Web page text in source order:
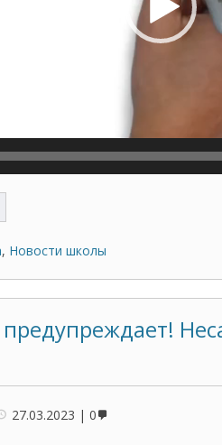
, Новости школы
предупреждает!
27.03.2023 0